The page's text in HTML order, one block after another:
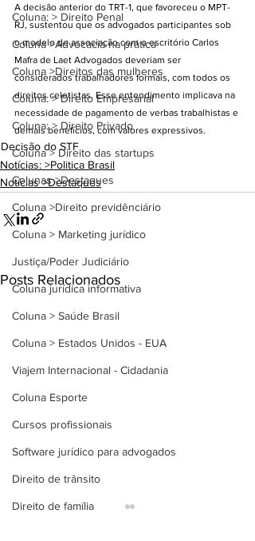
Coluna: > Direito Penal
Coluna >Advocacia na prática
Coluna >Direitos das mulheres
Coluna: > Direito Empresarial
Coluna: > Direito Privado
Coluna > Direito das startups
Colunas >Destaques
Coluna >Direito previdênciário
Coluna > Marketing jurídico
Justiça/Poder Judiciário
Coluna jurídica informativa
Coluna > Saúde Brasil
Coluna > Estados Unidos - EUA
Viajem Internacional - Cidadania
Coluna Esporte
Cursos profissionais
Software jurídico para advogados
Direito de trânsito
Direito de família
A decisão anterior do TRT-1, que favoreceu o MPT-
RJ, sustentou que os advogados participantes sob
o modelo de associação com o escritório Carlos
Mafra de Laet Advogados deveriam ser
considerados trabalhadores formais, com todos os
direitos celetistas. Esse entendimento implicava na
necessidade de pagamento de verbas trabalhistas e
demais benefícios, com valores expressivos.
Decisão do STF
Notícias: >Politica Brasil
Notícias >Destaques
Posts Relacionados